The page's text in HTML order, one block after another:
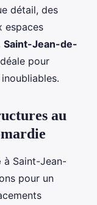
détail, des
espaces
Saint-Jean-de-
pour
au
à Saint-Jean-
pour un